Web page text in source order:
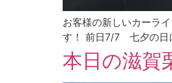
お客様の新しいカーラ
す！ 前日7/7 七夕の日
本日の滋賀